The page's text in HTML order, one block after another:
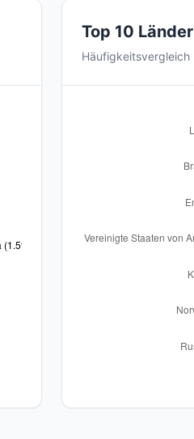
Top 10 Länder
Häufigkeitsvergleich